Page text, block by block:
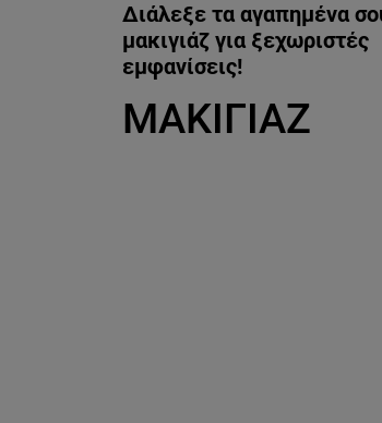
ΜΑΚΙΓΙΑΖ
Διάλεξε τα αγαπημένα
μακιγιάζ για ξεχωριστές
εμφανίσεις!